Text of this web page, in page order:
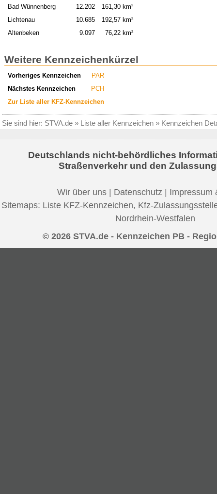
Bad Wünnenberg
12.202
161,30 km²
Lichtenau
10.685
192,57 km²
Altenbeken
9.097 76,22 km²
Weitere Kennzeichenkürzel
Vorheriges Kennzeichen
PAR
Nächstes Kennzeichen
PCH
Zur Liste aller KFZ-Kennzeichen
Sie sind hier: STVA.de » Liste aller Kennzeichen » Kennzeichen
Deutschlands nicht-behördliches
Straßenverkehr und den
Wir über uns | Datenschutz | Impressum
Sitemaps: Liste KFZ-Kennzeichen, Kfz-
Nordrhein-Westfalen
© 2026 STVA.de - Kennzeichen PB -